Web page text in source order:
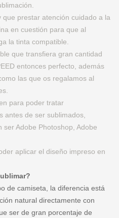
prestar atención cuidado a la
en cuestión para que al
la tinta compatible.
que transfiera gran cantidad
entonces perfecto, además
las que os regalamos al
para poder tratar
antes de ser sublimados,
Adobe Photoshop, Adobe
aplicar el diseño impreso en
de camiseta, la diferencia está
natural directamente con
ser de gran porcentaje de